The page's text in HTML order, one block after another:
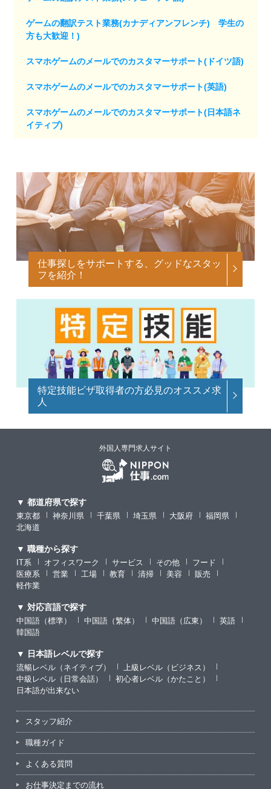
ゲームの翻訳テスト業務(カナディアンフレンチ) 学生の
方も大歓迎！)
スマホゲームのメールでのカスタマーサポート(ドイツ語)
スマホゲームのメールでのカスタマーサポート(英語)
スマホゲームのメールでのカスタマーサポート(日本語ネ
イティブ)
仕事探しをサポートする、グッドなスタッ
フを紹介！
特定技能ビザ取得者の方必見のオススメ求
人
外国人専門求人サイト
▼ 都道府県で探す
東京都 神奈川県 千葉県 埼玉県 大阪府
福岡県
北海道
▼ 職種から探す
IT系 オフィスワーク サービス その他
フード
医療系
営業 工場 教育 清掃 美容
販売
軽作業
▼ 対応言語で探す
中国語（標準） 中国語（繁体） 中国語（広東）
英語
韓国語
▼ 日本語レベルで探す
流暢レベル（ネイティブ）
上級レベル（ビジネス）
中級レベル（日常会話）
初心者レベル（かたこと）
日本語が出来ない
スタッフ紹介
職種ガイド
よくある質問
お仕事決定までの流れ